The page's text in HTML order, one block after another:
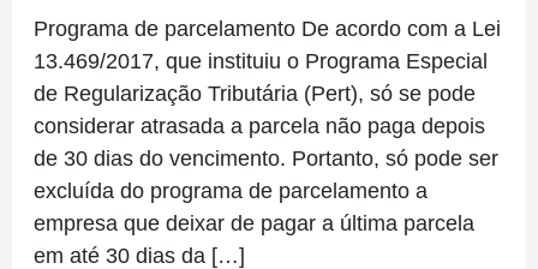
Programa de parcelamento De acordo com a Lei
13.469/2017, que instituiu o Programa Especial
de Regularização Tributária (Pert), só se pode
considerar atrasada a parcela não paga depois
de 30 dias do vencimento. Portanto, só pode ser
excluída do programa de parcelamento a
empresa que deixar de pagar a última parcela
em até 30 dias da […]
parcela
do
PERT
até
30
dias
após
vencimento